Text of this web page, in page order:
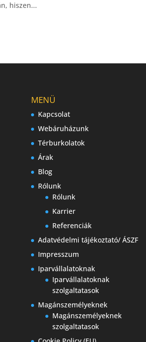
hiszen...
MENÜ
Kapcsolat
Webáruházunk
Térburkolatok
Árak
Blog
Rólunk
Rólunk
Karrier
Referenciák
Adatvédelmi tájékoztató/ ÁSZF
Impresszum
Iparvállalatoknak
Iparvállalatoknak
szolgaltatasok
Magánszemélyeknek
Magánszemélyeknek
szolgaltatasok